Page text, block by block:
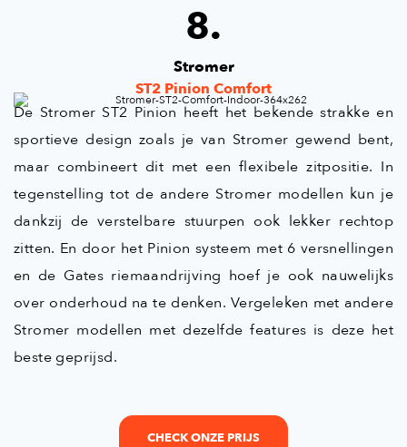
8.
Stromer
ST2 Pinion Comfort
De Stromer ST2 Pinion heeft het bekende strakke en
sportieve design zoals je van Stromer gewend bent,
maar combineert dit met een flexibele zitpositie. In
tegenstelling tot de andere Stromer modellen kun je
dankzij de verstelbare stuurpen ook lekker rechtop
zitten. En door het Pinion systeem met 6 versnellingen
en de Gates riemaandrijving hoef je ook nauwelijks
over onderhoud na te denken. Vergeleken met andere
Stromer modellen met dezelfde features is deze het
beste geprijsd.
CHECK ONZE PRIJS